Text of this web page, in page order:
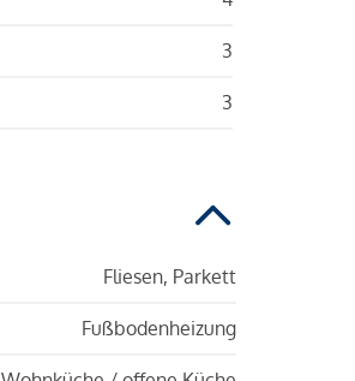
3
3
Fliesen, Parkett
Fußbodenheizung